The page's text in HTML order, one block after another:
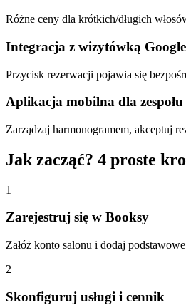
Różne ceny dla krótkich/długich
Integracja z wizytówką Google
Przycisk rezerwacji pojawia się
Aplikacja mobilna dla zespołu
Zarządzaj harmonogramem, akceptuj
Jak zacząć? 4 proste
1
Zarejestruj się w Booksy
Załóż konto salonu i dodaj
2
Skonfiguruj usługi i cennik